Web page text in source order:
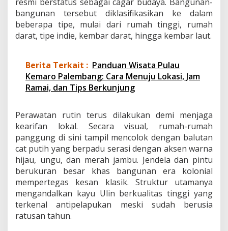
bangunan tersebut diklasifikasikan ke dalam
beberapa tipe, mulai dari rumah tinggi, rumah
darat, tipe indie, kembar darat, hingga kembar laut.
Berita Terkait : Panduan Wisata Pulau
Kemaro Palembang: Cara Menuju Lokasi, Jam
Ramai, dan Tips Berkunjung
Perawatan rutin terus dilakukan demi menjaga
kearifan lokal. Secara visual, rumah-rumah
panggung di sini tampil mencolok dengan balutan
cat putih yang berpadu serasi dengan aksen warna
hijau, ungu, dan merah jambu. Jendela dan pintu
berukuran besar khas bangunan era kolonial
mempertegas kesan klasik. Struktur utamanya
mengandalkan kayu Ulin berkualitas tinggi yang
terkenal antipelapukan meski sudah berusia
ratusan tahun.